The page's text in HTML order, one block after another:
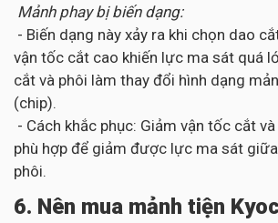
Mảnh phay bị biến dạng:
- Biến dạng này xảy ra khi chọn dao
vận tốc cắt cao khiến lực ma sát quá
cắt và phôi làm thay đổi hình dạng
(chip).
- Cách khắc phục: Giảm vận tốc cắt
phù hợp để giảm được lực ma sát
phôi.
6. Nên mua mảnh tiện